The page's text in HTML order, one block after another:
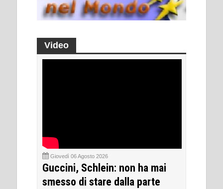
Video
Giovedì 06 Agosto 2026
Guccini, Schlein: non ha mai
smesso di stare dalla parte